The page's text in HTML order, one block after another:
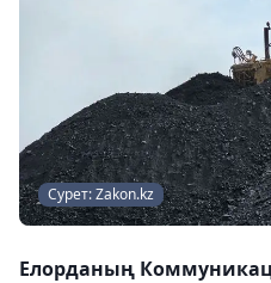
Сурет: Zakon.kz
Елорданың